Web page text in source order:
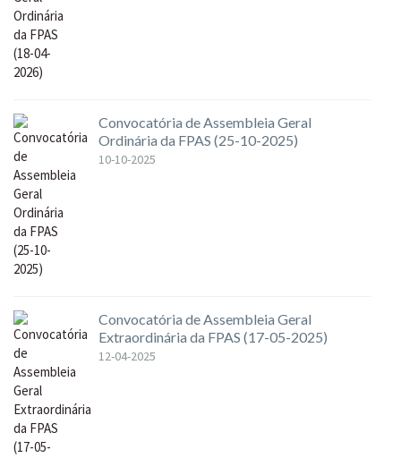
Convocatória de Assembleia Geral
Ordinária da FPAS (25-10-2025)
10-10-2025
Convocatória de Assembleia Geral
Extraordinária da FPAS (17-05-2025)
12-04-2025